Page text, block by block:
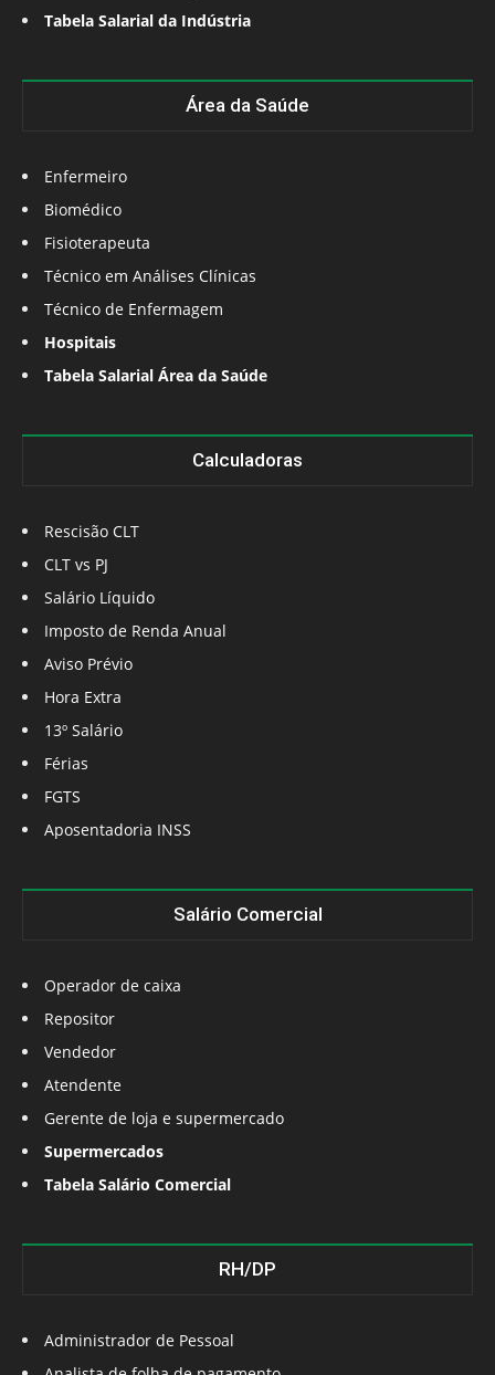
Tabela Salarial da Indústria
Área da Saúde
Enfermeiro
Biomédico
Fisioterapeuta
Técnico em Análises Clínicas
Técnico de Enfermagem
Hospitais
Tabela Salarial Área da Saúde
Calculadoras
Rescisão CLT
CLT vs PJ
Salário Líquido
Imposto de Renda Anual
Aviso Prévio
Hora Extra
13º Salário
Férias
FGTS
Aposentadoria INSS
Salário Comercial
Operador de caixa
Repositor
Vendedor
Atendente
Gerente de loja e supermercado
Supermercados
Tabela Salário Comercial
RH/DP
Administrador de Pessoal